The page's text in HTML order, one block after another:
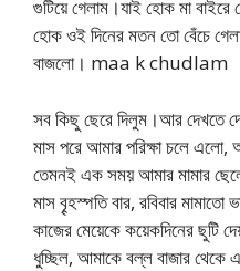
গুটিয়ে গেলাম।যাই হোক মা
হোক ওই দিনের মতন তো বেঁচে
বাজলো। maa k chudlam
সব কিছু ছেরে দিলুম।আর দেখতে
মাস পরে আমার পরিক্ষা চলে এলো,
তেমনই এক সময় আমার মামার
মাস বৄহস্পতি বার, রবিবার মামাতো
কাজের মেয়েকে কয়েকদিনের ছুটি
ধুচ্ছিল, আমাকে বল্ল বাজার থেকে